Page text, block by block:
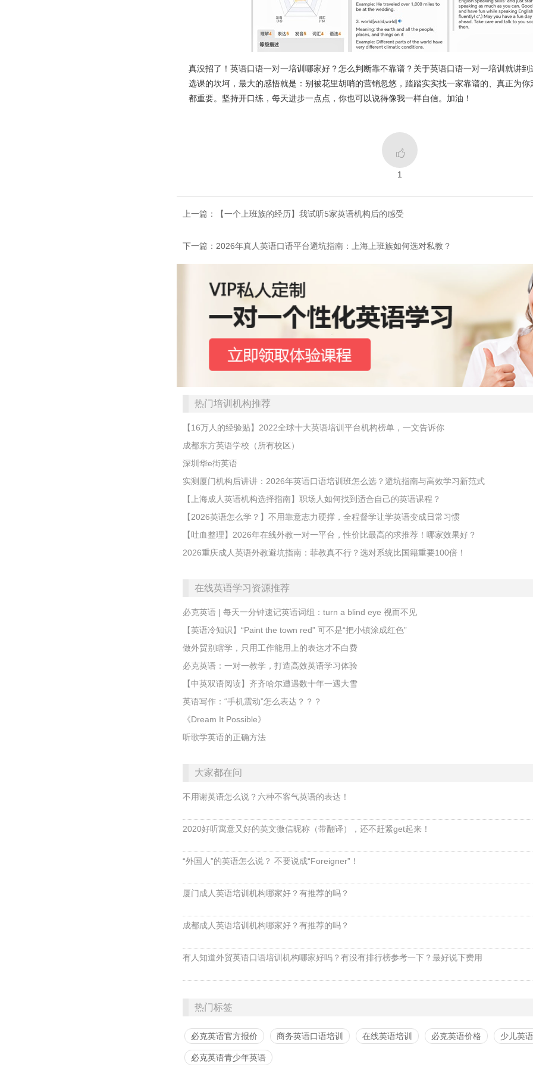
真没招了！英语口语一对一培训哪家好？怎么判断靠不靠谱？关于英语口语一对一培训就讲
选课的坎坷，最大的感悟就是：别被花里胡哨的营销忽悠，踏踏实实找一家靠谱的、真正为
都重要。坚持开口练，每天进步一点点，你也可以说得像我一样自信。加油！

1
上一篇：​【一个上班族的经历】我试听5家英语机构后的感受
下一篇：2026年真人英语口语平台避坑指南：上海上班族如何选对私教？
热门培训机构推荐
【16万人的经验贴】2022全球十大英语培训平台机构榜单，一文告诉你
成都东方英语学校（所有校区）
深圳华e街英语
实测厦门机构后讲讲：2026年英语口语培训班怎么选？避坑指南与高效学习新范式
【上海成人英语机构选择指南】职场人如何找到适合自己的英语课程？
【2026英语怎么学？】不用靠意志力硬撑，全程督学让学英语变成日常习惯
【吐血整理】2026年在线外教一对一平台，性价比最高的求推荐！哪家效果好？
2026重庆成人英语外教避坑指南：菲教真不行？选对系统比国籍重要100倍！
在线英语学习资源推荐
必克英语 | 每天一分钟速记英语词组：turn a blind eye 视而不见
​【英语冷知识】“Paint the town red” 可不是“把小镇涂成红色”
做外贸别瞎学，只用工作能用上的表达才不白费
必克英语：一对一教学，打造高效英语学习体验
【中英双语阅读】齐齐哈尔遭遇数十年一遇大雪
英语写作：“手机震动”怎么表达？？？
《Dream It Possible》
听歌学英语的正确方法
大家都在问
不用谢英语怎么说？六种不客气英语的表达！
2020好听寓意又好的英文微信昵称（带翻译），还不赶紧get起来！
“外国人”的英语怎么说？ 不要说成“Foreigner”！
厦门成人英语培训机构哪家好？有推荐的吗？
成都成人英语培训机构哪家好？有推荐的吗？
有人知道外贸英语口语培训机构哪家好吗？有没有排行榜参考一下？最好说下费用
热门标签
必克英语官方报价 商务英语口语培训 在线英语培训 必克英语价格 少儿英
必克英语青少年英语